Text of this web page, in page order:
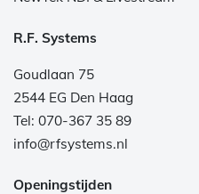
R.F. Systems
Goudlaan 75
2544 EG Den Haag
Tel: 070-367 35 89
info@rfsystems.nl
Openingstijden